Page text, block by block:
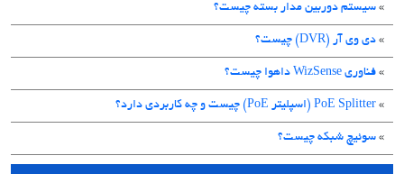
» سیستم دوربین مدار بسته چیست؟
» دی وی آر (DVR) چیست؟
» فناوری WizSense داهوا چیست؟
» PoE Splitter (اسپلیتر PoE) چیست و چه کاربردی دارد؟
» سوئیچ شبکه چیست؟